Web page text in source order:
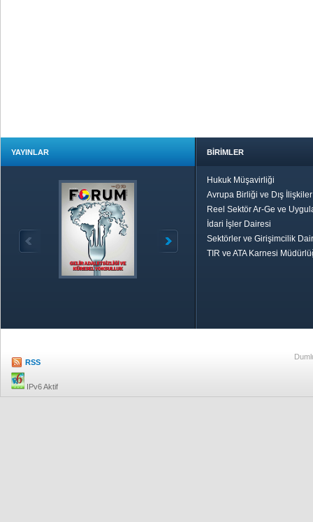
YAYINLAR BİRİMLER
Hukuk Müşavirliği
Avrupa Birliği ve Dış
Reel Sektör Ar-Ge ve
İdari İşler Dairesi
Sektörler ve Girişimcilik
TIR ve ATA Karnesi
RSS
IPv6 Aktif